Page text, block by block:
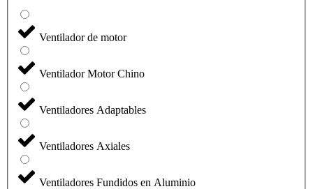
Ventilador de motor
Ventilador Motor Chino
Ventiladores Adaptables
Ventiladores Axiales
Ventiladores Fundidos en Aluminio